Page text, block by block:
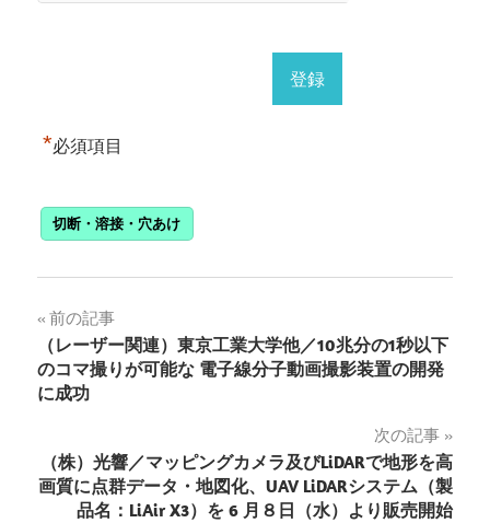
*必須項目
切断・溶接・穴あけ
投
稿
ナ
ビ
ゲ
前の記事
（レーザー関連）東京工業大学他／10兆分の1秒以下
のコマ撮りが可能な 電子線分子動画撮影装置の開発
に成功
次の記事
（株）光響／マッピングカメラ及びLiDARで地形を高
画質に点群データ・地図化、UAV LiDARシステム（製
品名：LiAir X3）を 6 月８日（水）より販売開始